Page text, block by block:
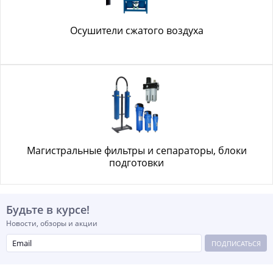
Осушители сжатого воздуха
Магистральные фильтры и сепараторы, блоки
подготовки
Будьте в курсе!
Новости, обзоры и акции
ПОДПИСАТЬСЯ